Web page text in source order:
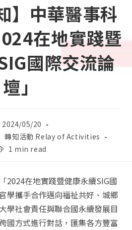
】中華醫事科
在地實踐暨
國際交流論
壇」
2024/05/20
轉知活動 Relay of Activities
1 min read
2024在地實踐暨健康永續SIG國
學攜手合作邁向福祉共好、城鄉
學社會責任與聯合國永續發展目
國方式進行對話，匯集各方豐富